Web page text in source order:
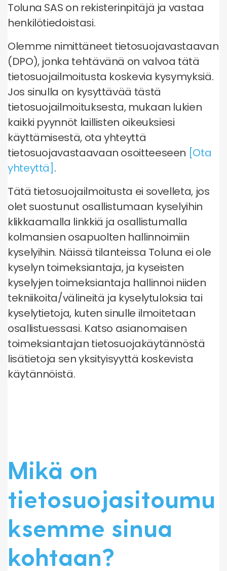
Toluna SAS on rekisterinpitäjä ja vastaa
henkilötiedoistasi.
Olemme nimittäneet tietosuojavastaavan
(DPO), jonka tehtävänä on valvoa tätä
tietosuojailmoitusta koskevia kysymyksiä.
Jos sinulla on kysyttävää tästä
tietosuojailmoituksesta, mukaan lukien
kaikki pyynnöt laillisten oikeuksiesi
käyttämisestä, ota yhteyttä
tietosuojavastaavaan osoitteeseen [Ota
yhteyttä] .
Tätä tietosuojailmoitusta ei sovelleta, jos
olet suostunut osallistumaan kyselyihin
klikkaamalla linkkiä ja osallistumalla
kolmansien osapuolten hallinnoimiin
kyselyihin. Näissä tilanteissa Toluna ei ole
kyselyn toimeksiantaja, ja kyseisten
kyselyjen toimeksiantaja hallinnoi niiden
tekniikoita/välineitä ja kyselytuloksia tai
kyselytietoja, kuten sinulle ilmoitetaan
osallistuessasi. Katso asianomaisen
toimeksiantajan tietosuojakäytännöstä
lisätietoja sen yksityisyyttä koskevista
käytännöistä.
Mikä on
tietosuojasitoumu
ksemme sinua
kohtaan?